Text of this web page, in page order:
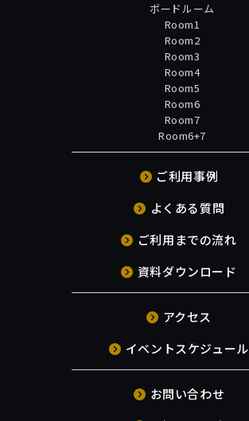
ボードルーム
Room1
Room2
Room3
Room4
Room5
Room6
Room7
Room6+7
ご利用事例
よくある質問
ご利用までの流れ
資料ダウンロード
アクセス
イベントスケジュール
お問い合わせ